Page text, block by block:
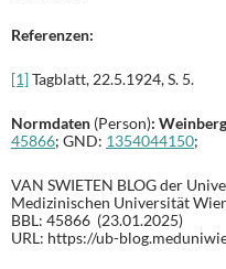
Referenzen:
[1]Tagblatt, 22.5.1924, S. 5.
Normdaten (Person):
45866; GND: 1354044150;
VAN SWIETEN BLOG der
Medizinischen Universität
BBL: 45866 (23.01.2025)
URL: https://ub-